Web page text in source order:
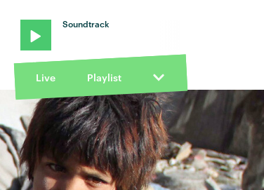
Soundtrack
Live Playlist